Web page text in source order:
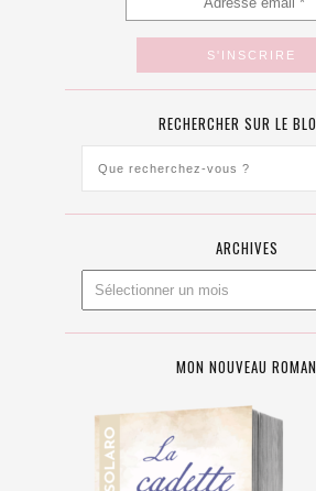
RECHERCHER SUR LE
ARCHIVES
MON NOUVEAU ROMAN